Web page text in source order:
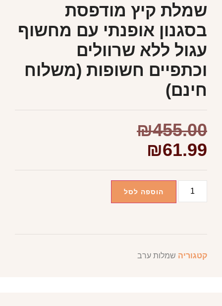
שמלת קיץ מודפסת
בסגנון אופנתי עם מחשוף
עגול ללא שרוולים
וכתפיים חשופות (משלוח
חינם)
₪455.00
₪61.99
הוספה לסל
קטגוריה שמלות ערב